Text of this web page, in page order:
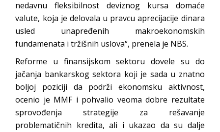
nedavnu fleksibilnost deviznog kursa domaće
valute, koja je delovala u pravcu aprecijacije dinara
usled unapređenih makroekonomskih
fundamenata i tržišnih uslova“, prenela je NBS.
Reforme u finansijskom sektoru dovele su do
jačanja bankarskog sektora koji je sada u znatno
boljoj poziciji da podrži ekonomsku aktivnost,
ocenio je MMF i pohvalio veoma dobre rezultate
sprovođenja strategije za rešavanje
problematičnih kredita, ali i ukazao da su dalje